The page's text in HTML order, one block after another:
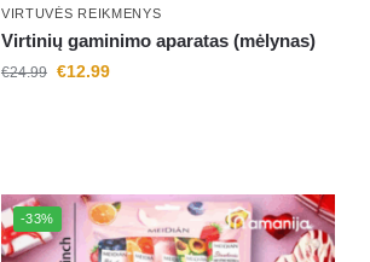
VIRTUVĖS REIKMENYS
Virtinių gaminimo aparatas (mėlynas)
€24.99 €12.99
-33%